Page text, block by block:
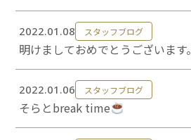
2022.01.08 スタッフブログ
明けましておめでとうございます。
2022.01.06 スタッフブログ
そらとbreak time